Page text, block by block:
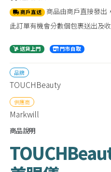
商戶直送 商品由商戶直接發出
此訂單有機會分數個包裹送出及收
送貨上門 門市自取
品牌
TOUCHBeauty
供應商
Markwill
商品說明